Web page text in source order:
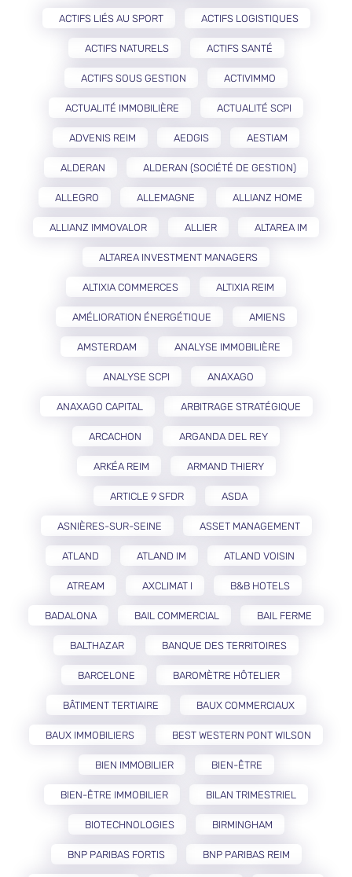
ACTIFS LIÉS AU SPORT ACTIFS LOGISTIQUES
ACTIFS NATURELS ACTIFS SANTÉ
ACTIFS SOUS GESTION ACTIVIMMO
ACTUALITÉ IMMOBILIÈRE ACTUALITÉ SCPI
ADVENIS REIM AEDGIS AESTIAM
ALDERAN ALDERAN (SOCIÉTÉ DE GESTION)
ALLEGRO ALLEMAGNE ALLIANZ HOME
ALLIANZ IMMOVALOR ALLIER ALTAREA IM
ALTAREA INVESTMENT MANAGERS
ALTIXIA COMMERCES ALTIXIA REIM
AMÉLIORATION ÉNERGÉTIQUE AMIENS
AMSTERDAM ANALYSE IMMOBILIÈRE
ANALYSE SCPI ANAXAGO
ANAXAGO CAPITAL ARBITRAGE STRATÉGIQUE
ARCACHON ARGANDA DEL REY
ARKÉA REIM ARMAND THIERY
ARTICLE 9 SFDR ASDA
ASNIÈRES-SUR-SEINE ASSET MANAGEMENT
ATLAND ATLAND IM ATLAND VOISIN
ATREAM AXCLIMAT I B&B HOTELS
BADALONA BAIL COMMERCIAL BAIL FERME
BALTHAZAR BANQUE DES TERRITOIRES
BARCELONE BAROMÈTRE HÔTELIER
BÂTIMENT TERTIAIRE BAUX COMMERCIAUX
BAUX IMMOBILIERS BEST WESTERN PONT WILSON
BIEN IMMOBILIER BIEN-ÊTRE
BIEN-ÊTRE IMMOBILIER BILAN TRIMESTRIEL
BIOTECHNOLOGIES BIRMINGHAM
BNP PARIBAS FORTIS BNP PARIBAS REIM